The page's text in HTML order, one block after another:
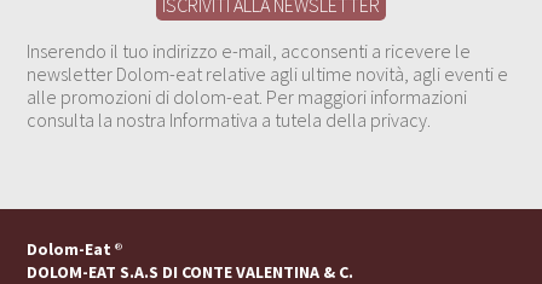
Inserendo il tuo indirizzo e-mail, acconsenti a ricevere le
newsletter Dolom-eat relative agli ultime novità, agli eventi e
alle promozioni di dolom-eat. Per maggiori informazioni
consulta la nostra Informativa a tutela della privacy.
Dolom-Eat ®
DOLOM-EAT S.A.S DI CONTE VALENTINA & C.